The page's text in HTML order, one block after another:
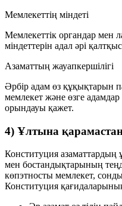
Мемлекеттің міндеті
Мемлекеттік органдар мен
міндеттерін адал әрі
Азаматтың жауапкершілігі
Әрбір адам өз құқықтарын
мемлекет және өзге адамдар
орындауы қажет.
4) Ұлтына
Конституция азаматтардың
мен бостандықтарының
көпэтносты мемлекет,
Конституция